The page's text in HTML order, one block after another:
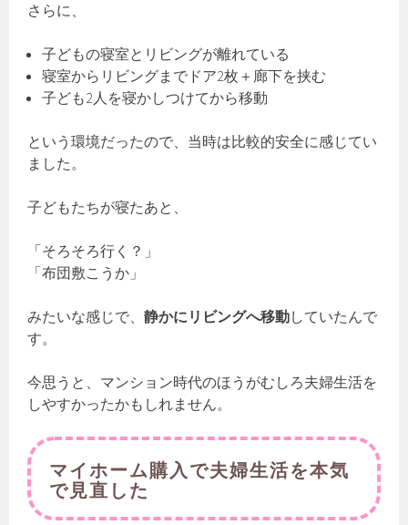
さらに、
子どもの寝室とリビングが離れている
寝室からリビングまでドア2枚＋廊下を挟む
子ども2人を寝かしつけてから移動
という環境だったので、当時は比較的安全に感じてい
ました。
子どもたちが寝たあと、
「そろそろ行く？」
「布団敷こうか」
みたいな感じで、静かにリビングへ移動していたんで
す。
今思うと、マンション時代のほうがむしろ夫婦生活を
しやすかったかもしれません。
マイホーム購入で夫婦生活を本気
で見直した